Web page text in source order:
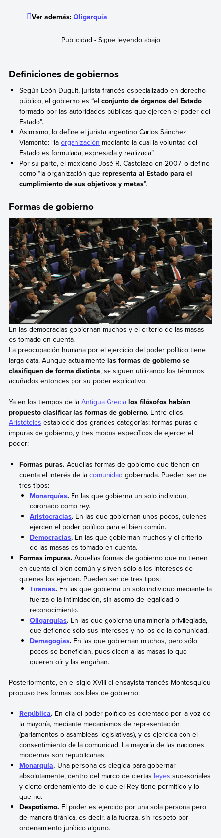
Ver además:Oligarquía
Definiciones de gobiernos
Según León Duguit, jurista francés especializado en derecho
público, el gobierno es “elconjunto de órganos del Estado
formado por las autoridades públicas que ejercen el poder del
Estado”.
Asimismo, lo define el jurista argentino Carlos Sánchez
Viamonte: “laorganización mediante la cual la voluntad del
Estado es formulada, expresada y realizada”.
Por su parte, el mexicano José R. Castelazo en 2007 lo define
como “la organización querepresenta al Estado para el
cumplimiento de sus objetivos y metas”.
Formas de gobierno
En las democracias gobiernan muchos y el criterio de las masas
es tomado en cuenta.
La preocupación humana por el ejercicio del poder político tiene
larga data. Aunque actualmentelas formas de gobierno se
clasifiquen de forma distinta, se siguen utilizando los términos
acuñados entonces por su poder explicativo.
Ya en los tiempos de la Antigua Grecialos filósofos habían
propuesto clasificar las formas de gobierno. Entre ellos,
Aristóteles estableció dos grandes categorías: formas puras e
impuras de gobierno, y tres modos específicos de ejercer el
poder:
Formas puras. Aquellas formas de gobierno que tienen en
cuenta el interés de lacomunidad gobernada. Pueden ser de
tres tipos:
Monarquías. En las que gobierna un solo individuo,
coronado como rey.
Aristocracias. En las que gobiernan unos pocos, quienes
ejercen el poder político para el bien común.
Democracias. En las que gobiernan muchos y el criterio
de las masas es tomado en cuenta.
Formas impuras. Aquellas formas de gobierno que no tienen
en cuenta el bien común y sirven sólo a los intereses de
quienes los ejercen. Pueden ser de tres tipos:
Tiranías. En las que gobierna un solo individuo mediante la
fuerza o la intimidación, sin asomo de legalidad o
reconocimiento.
Oligarquías. En las que gobierna una minoría privilegiada,
que defiende sólo sus intereses y no los de la comunidad.
Demagogias. En las que gobiernan muchos, pero sólo
pocos se benefician, pues dicen a las masas lo que
quieren oír y las engañan.
Posteriormente, en el siglo XVIII el ensayista francés Montesquieu
propuso tres formas posibles de gobierno:
República. En ella el poder político es detentado por la voz de
la mayoría, mediante mecanismos de representación
(parlamentos o asambleas legislativas), y es ejercida con el
consentimiento de la comunidad. La mayoría de las naciones
modernas son republicanas.
Monarquía. Una persona es elegida para gobernar
absolutamente, dentro del marco de ciertas leyes sucesoriales
y cierto ordenamiento de lo que el Rey tiene permitido y lo
que no.
Despotismo. El poder es ejercido por una sola persona pero
de manera tiránica, es decir, a la fuerza, sin respeto por
ordenamiento jurídico alguno.